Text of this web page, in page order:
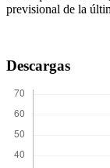
previsional de la
Descargas